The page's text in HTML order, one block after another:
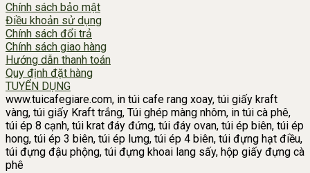
Chính sách bảo mật
Điều khoản sử dụng
Chính sách đổi trả
Chính sách giao hàng
Hướng dẫn thanh toán
Quy định đặt hàng
TUYỂN DỤNG
www.tuicafegiare.com, in túi cafe rang xoay, túi giấy kraft
vàng, túi giấy Kraft trắng, Túi ghép màng nhôm, in túi cà phê,
túi ép 8 cạnh, túi krat đáy đứng, túi đáy ovan, túi ép biên, túi ép
hong, túi ép 3 biên, túi ép lưng, túi ép 4 biên, túi đựng hạt điều,
túi đựng đậu phộng, túi đựng khoai lang sấy, hộp giấy đựng cà
phê